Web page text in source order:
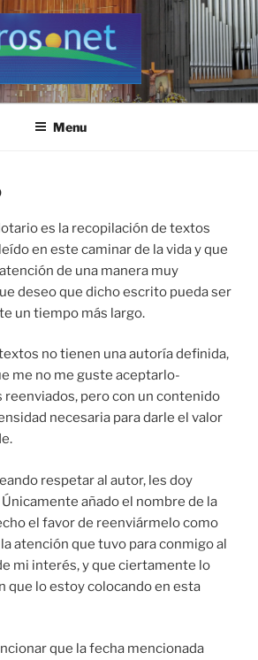
Site
Menu
es la recopilación de textos
en este caminar de la vida y que
de una manera muy
deseo que dicho escrito pueda ser
un tiempo más largo.
no tienen una autoría definida,
me no me guste aceptarlo-
reenviados, pero con un contenido
necesaria para darle el valor
respetar al autor, les doy
añado el nombre de la
el favor de reenviármelo como
atención que tuvo para conmigo al
mi interés, y que ciertamente lo
que lo estoy colocando en esta
que la fecha mencionada